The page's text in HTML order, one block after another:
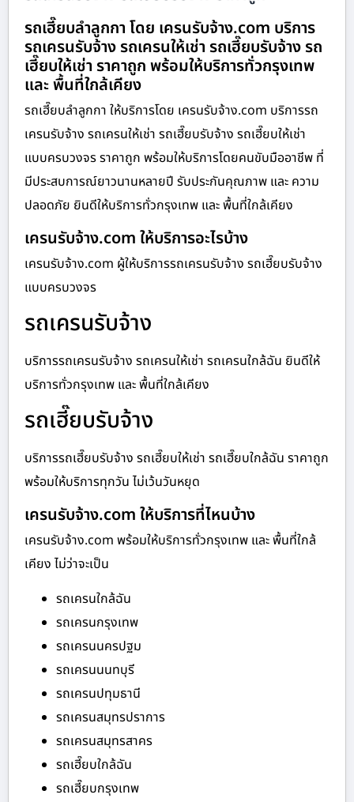
รถเฮี๊ยบลำลูกกา โดย เครนรับจ้าง.com บริการ
รถเครนรับจ้าง รถเครนให้เช่า รถเฮี๊ยบรับจ้าง รถ
เฮี๊ยบให้เช่า ราคาถูก พร้อมให้บริการทั่วกรุงเทพ
และ พื้นที่ใกล้เคียง
รถเฮี๊ยบลำลูกกา ให้บริการโดย เครนรับจ้าง.com บริการรถ
เครนรับจ้าง รถเครนให้เช่า รถเฮี๊ยบรับจ้าง รถเฮี๊ยบให้เช่า
แบบครบวงจร ราคาถูก พร้อมให้บริการโดยคนขับมืออาชีพ ที่
มีประสบการณ์ยาวนานหลายปี รับประกันคุณภาพ และ ความ
ปลอดภัย ยินดีให้บริการทั่วกรุงเทพ และ พื้นที่ใกล้เคียง
เครนรับจ้าง.com ให้บริการอะไรบ้าง
เครนรับจ้าง.com ผู้ให้บริการรถเครนรับจ้าง รถเฮี๊ยบรับจ้าง
แบบครบวงจร
รถเครนรับจ้าง
บริการรถเครนรับจ้าง รถเครนให้เช่า รถเครนใกล้ฉัน ยินดีให้
บริการทั่วกรุงเทพ และ พื้นที่ใกล้เคียง
รถเฮี๊ยบรับจ้าง
บริการรถเฮี๊ยบรับจ้าง รถเฮี๊ยบให้เช่า รถเฮี๊ยบใกล้ฉัน ราคาถูก
พร้อมให้บริการทุกวัน ไม่เว้นวันหยุด
เครนรับจ้าง.com ให้บริการที่ไหนบ้าง
เครนรับจ้าง.com พร้อมให้บริการทั่วกรุงเทพ และ พื้นที่ใกล้
เคียง ไม่ว่าจะเป็น
รถเครนใกล้ฉัน
รถเครนกรุงเทพ
รถเครนนครปฐม
รถเครนนนทบุรี
รถเครนปทุมธานี
รถเครนสมุทรปราการ
รถเครนสมุทรสาคร
รถเฮี๊ยบใกล้ฉัน
รถเฮี๊ยบกรุงเทพ